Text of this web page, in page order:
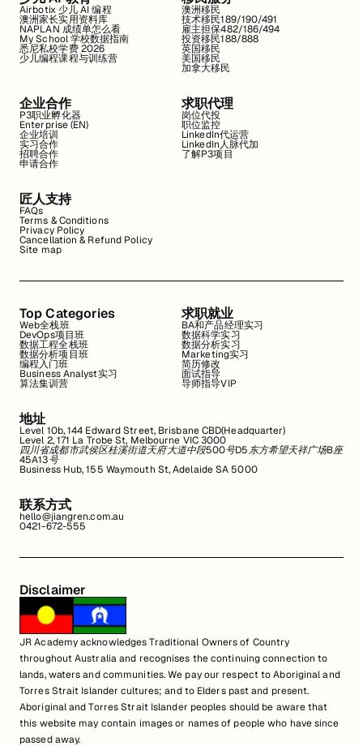
Airbotix 少儿 AI 编程
澳洲家长实用资料库
NAPLAN 成绩单怎么看
My School 学校数据指南
悉尼私校学费 2026
少儿编程课程与训练营
澳洲移民
技术移民189/190/491
雇主担保482/186/494
投资移民188/888
英国移民
美国移民
加拿大移民
企业合作
P3职业孵化器
Enterprise (EN)
企业培训
实习合作
招聘合作
申请合作
求职代理
岗位代投
职位监控
LinkedIn代运营
LinkedIn人脉代加
了解P3项目
匠人支持
FAQs
Terms & Conditions
Privacy Policy
Cancellation & Refund Policy
Site map
Top Categories
Web全栈班
DevOps项目班
数据工程全栈班
数据分析项目班
编程入门班
Business Analyst实习
算法集训营
求职就业
BA和产品经理实习
数据科学实习
数据分析实习
Marketing实习
简历修改
面试指导
导师指导VIP
地址
Level 10b, 144 Edward Street, Brisbane CBD(Headquarter)
Level 2, 171 La Trobe St, Melbourne VIC 3000
四川省成都市武侯区桂溪街道天府大道中段500号D5东方希望天祥广场B座
45A13号
Business Hub, 155 Waymouth St, Adelaide SA 5000
联系方式
hello@jiangren.com.au
0421-672-555
Disclaimer
JR Academy acknowledges Traditional Owners of Country
throughout Australia and recognises the continuing connection to
lands, waters and communities. We pay our respect to Aboriginal and
Torres Strait Islander cultures; and to Elders past and present.
Aboriginal and Torres Strait Islander peoples should be aware that
this website may contain images or names of people who have since
passed away.